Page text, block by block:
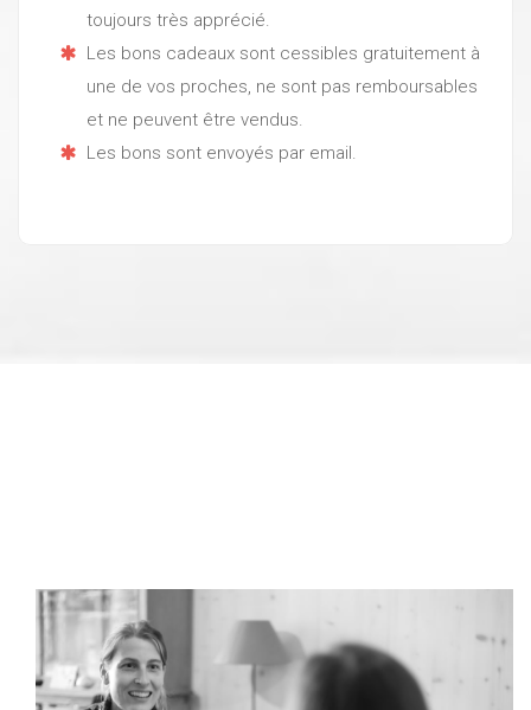
toujours très apprécié.
Les bons cadeaux sont cessibles gratuitement à
une de vos proches, ne sont pas remboursables
et ne peuvent être vendus.
Les bons sont envoyés par email.